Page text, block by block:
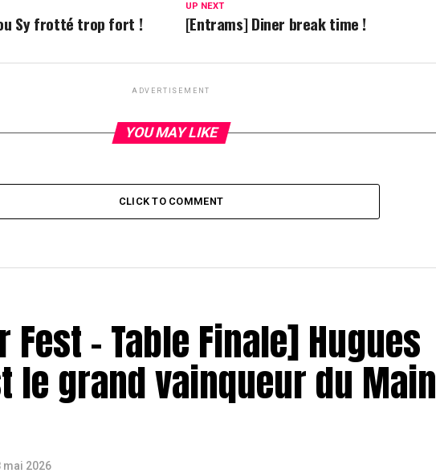
UP NEXT
[Entrams] Diner break time !
Sy frotté trop fort !
ADVERTISEMENT
YOU MAY LIKE
CLICK TO COMMENT
– Table Finale] Hugues
le grand vainqueur du Main
mai 2026